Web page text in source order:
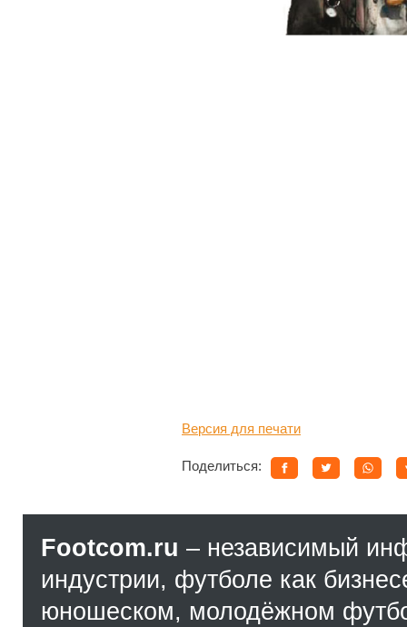
Версия для печати
Поделиться:
Footcom.ru – независимый
индустрии, футболе как
юношеском, молодёжном